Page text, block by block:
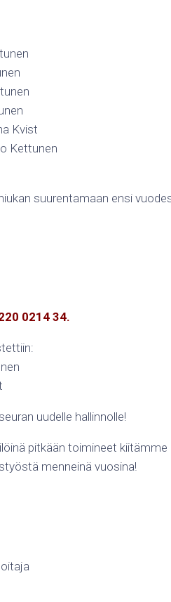
Kvist
Kettunen
suurentamaan ensi
0214 34.
uudelle hallinnolle!
pitkään toimineet kiitämme
menneinä vuosina!